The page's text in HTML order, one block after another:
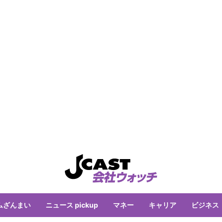
ざんまい ニュース pickup マネー キャリア ビジネス